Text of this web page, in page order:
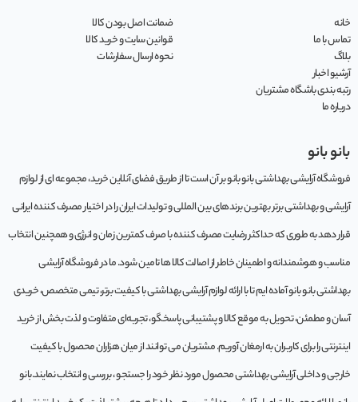
خانه
تماس با ما
بلاگ
آرشیو اخبار
رتبه بندی باشگاه مشتریان
درباره ما
ضمانت اصل بودن کالا
قوانین سایت و خرید کالا
نحوه ارسال سفارشات
بانو بانو
فروشگاه آرایشی بهداشتی بانو بانو بر آن است تا از طریق فضای آنلاین خرید، مجموعه‌ ای از لوازم
آرایشی و بهداشتی برتر بهترین برندهای بین المللی و تولیدات ایران را در اختیار مصرف کننده ایرانی
قرار دهد به طوری که حداکثر رضایت مصرف کننده با صرف کمترین زمان و انرژی و همچنین انتخاب
مناسب و هوشمندانه و اطمینان خاطر از اصالت کالا ها تامین شود. ما در فروشگاه آرایشی
بهداشتی بانو بانو آماده ایم تا با ارائه لوازم آرایشی بهداشتی با کیفیت برتر، تیمی متخصص، خریدی
آسان و مطمئن، تحویل به موقع کالا و پشتیبانی پاسخگو، تجربه‌ای متفاوت و لذت بخش از خرید
اینترنتی را برای کاربران به ارمغان آوریم. مشتريان می توانند از ميان هزاران محصول با کيفيت
خارجی و داخلی آرایشی بهداشتی محصول مورد نظر خود را جستجو ، بررسی و انتخاب نمايند.بانو